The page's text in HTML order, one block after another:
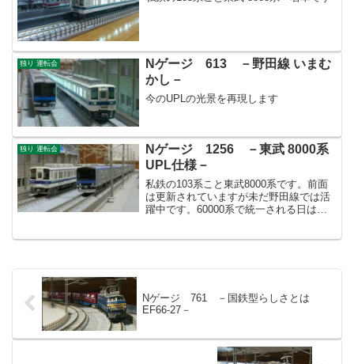
独り 運転会
Nゲージ 613 －野田線 いまむ
かし－
今のUPLの光景を再現します
独り 運転会
Nゲージ 1256 －東武 8000系
UPL仕様－
私鉄の103系こと東武8000系です。前面
は更新されていますが未だ野田線では活
躍中です。60000系で統一される日は来
Nゲージ 761 －国鉄型らしさとは
EF66-27－